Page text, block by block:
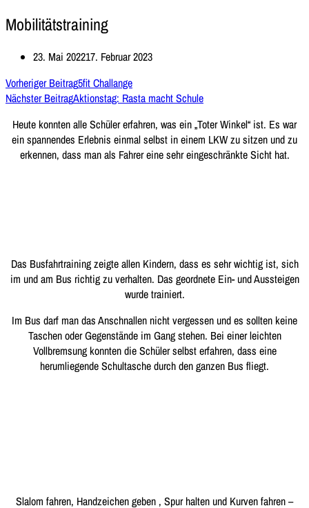
Mobilitätstraining
23. Mai 202217. Februar 2023
Vorheriger Beitrag5fit Challange
Nächster BeitragAktionstag: Rasta macht Schule
Heute konnten alle Schüler erfahren, was ein „Toter Winkel“ ist. Es war
ein spannendes Erlebnis einmal selbst in einem LKW zu sitzen und zu
erkennen, dass man als Fahrer eine sehr eingeschränkte Sicht hat.
Das Busfahrtraining zeigte allen Kindern, dass es sehr wichtig ist, sich
im und am Bus richtig zu verhalten. Das geordnete Ein- und Aussteigen
wurde trainiert.
Im Bus darf man das Anschnallen nicht vergessen und es sollten keine
Taschen oder Gegenstände im Gang stehen. Bei einer leichten
Vollbremsung konnten die Schüler selbst erfahren, dass eine
herumliegende Schultasche durch den ganzen Bus fliegt.
Slalom fahren, Handzeichen geben , Spur halten und Kurven fahren –